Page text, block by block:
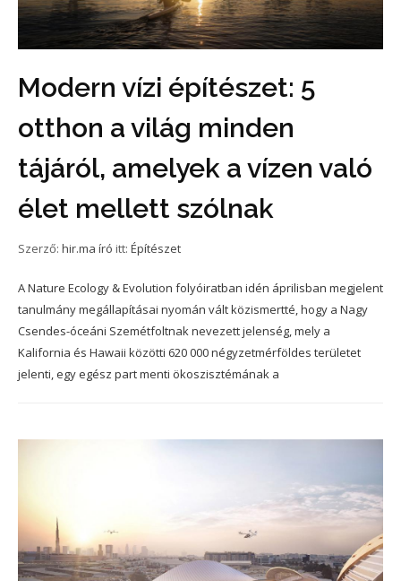
Modern vízi építészet: 5
otthon a világ minden
tájáról, amelyek a vízen való
élet mellett szólnak
Szerző: hir.ma író itt: Építészet
A Nature Ecology & Evolution folyóiratban idén áprilisban megjelent
tanulmány megállapításai nyomán vált közismertté, hogy a Nagy
Csendes-óceáni Szemétfoltnak nevezett jelenség, mely a
Kalifornia és Hawaii közötti 620 000 négyzetmérföldes területet
jelenti, egy egész part menti ökoszisztémának a